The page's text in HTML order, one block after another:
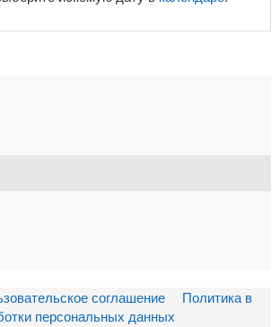
соглашение
Политика в
персональных данных